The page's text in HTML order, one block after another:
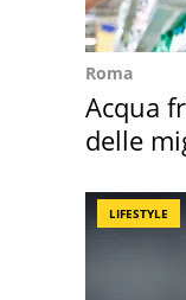
Roma
Acqua
delle
LIFESTYLE